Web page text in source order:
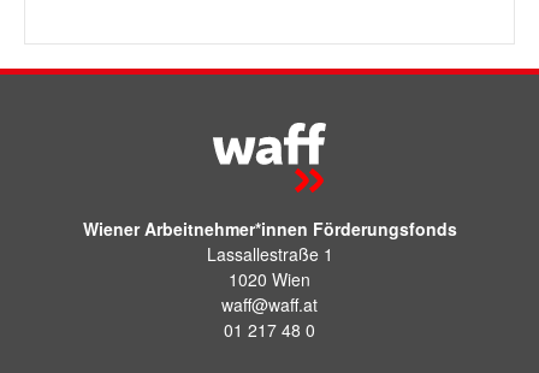
Wiener Arbeitnehmer*innen Förderungsfonds
Lassallestraße 1
1020 Wien
waff@waff.at
01 217 48 0